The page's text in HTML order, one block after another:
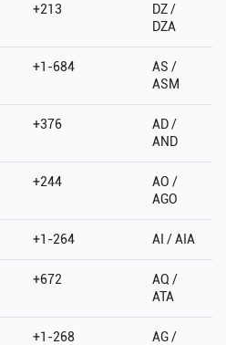
+213
DZ /
DZA
+1-684
AS /
ASM
+376
AD /
AND
+244
AO /
AGO
+1-264 AI / AIA
+672
AQ /
ATA
+1-268
AG /